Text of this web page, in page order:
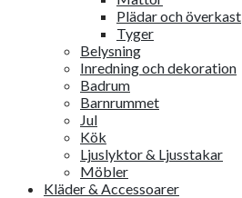
Plädar och överkast
Tyger
Belysning
Inredning och dekoration
Badrum
Barnrummet
Jul
Kök
Ljuslyktor & Ljusstakar
Möbler
Kläder & Accessoarer